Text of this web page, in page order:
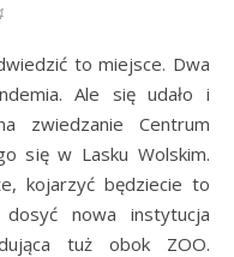
Ale się udało i
zwiedzanie Centrum
się w Lasku Wolskim.
kojarzyć będziecie to
nowa instytucja
tuż obok ZOO.